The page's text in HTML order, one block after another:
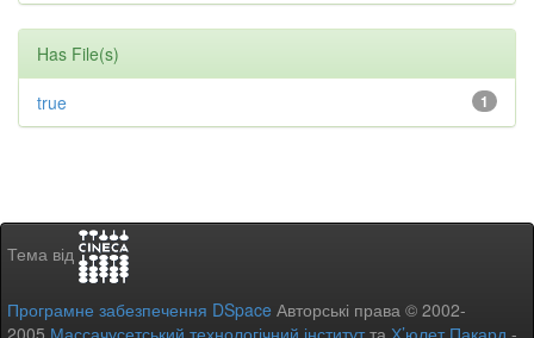
Has File(s)
1
true
Тема від
Програмне забезпечення DSpace Авторські права © 2002-
2005 Массачусетський технологічний інститутта Х’юлет Пакард -